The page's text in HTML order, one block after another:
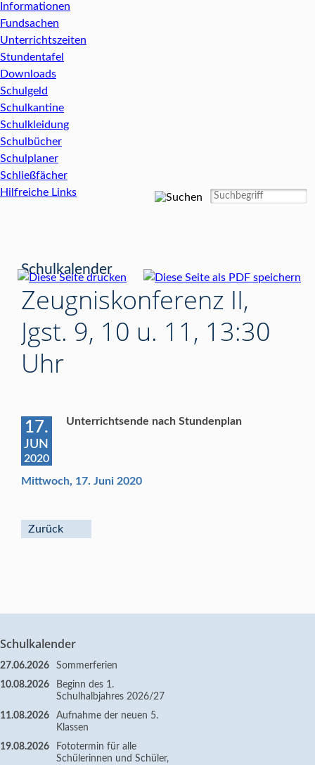
Informationen
Fundsachen
Unterrichtszeiten
Stundentafel
Downloads
Schulgeld
Schulkantine
Schulkleidung
Schulbücher
Schulplaner
Schließfächer
Hilfreiche Links
Schulkalender
Zeugniskonferenz II,
Jgst. 9, 10 u. 11, 13:30
Uhr
17.
JUN
2020
Unterrichtsende nach Stundenplan
Mittwoch, 17. Juni 2020
Zurück
Schulkalender
27.06.2026
Sommerferien
10.08.2026
Beginn des 1.
Schulhalbjahres 2026/27
11.08.2026
Aufnahme der neuen 5.
Klassen
19.08.2026
Fototermin für alle
Schülerinnen und Schüler,